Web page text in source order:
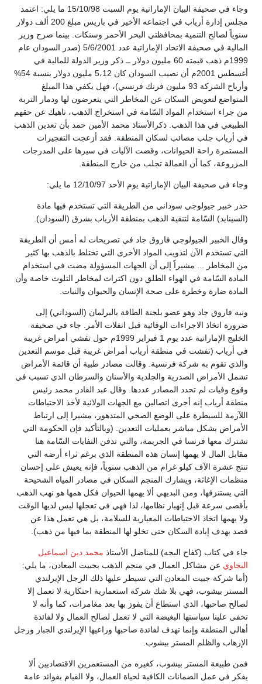
وجاء في صحيفة البيان الإماراتية يوم السبت 15/10/98 ما يلي: اعتمد
مجلس إدارة أرياب في اجتماعه الأخير في باريس مبلغ 200 ألف دولار
سنوياً لصالح التنمية بمحافظتي البحر الأحمر وسنكات. بينما صرح وزير
المالية في صحيفة الاتحاد الإماراتية عدد 5/6/2001 (صدر السودان عام
1999م ذهب قيمته 60 مليون دولار ــ ذكر وزير الدولة للمالية في
أغسطس 2001م أن نصيب السودان كان 5،12 مليون دولار بنسبة 54%
وأرباح الشركة 93 مليون فرنك فرنسي)، فهل يكفي هذا المبلغ
المتواضع لتعويض السكان عن المخاطر التي يتعرضون لها ودمار التربة
من جراء استخدام المواد السّامة في استخراج الذهب، ناهيك عن حقهم
الطبيعي في هذا الذهب. ذكرالأستاذ محمد الأمين حمد بأن تعدين الذهب
في أرياب جلب مصائب لسكان المنطقة. فقد أزعجت التفجيرات
المستمرة راحة الحيوانات، وقضت الآليات في سيرها على المدرجات
المزروعة، كما أن العمالة تجلب من خارج المنطقة.
وجاء في صحيفة البيان الإماراتية يوم الأحد 12/10/97 ما يلي:
حذر خبير جيولوجي سوداني من الطريقة التي تستخدم فيها مادة
(السينايد) السّامة لتنقية الذهب بمنطقة الأرياب بشرق (السودان).
وقال الخبير الجيولوجي فاروق جاد في تصريحات له أمس أن الطريقة
التي تستخدم الآن لتذويب المواد الأخرى التي تختلط بالذهب بها كثير
من المخاطر ... مشيراً إلى أن الجهات المسؤولة مضت في استخدام
المادة السّامة في الهواء الطلق دون اكتراث لمخاطر التلوث خاصة وأن
المادة ضارة وخطرة على صحة الإنسان والحيوان والنبات.
ونبه فاروق جاد وهو عضو بلجنة الطاقة بالبرلمان (السوداني) إلى
ضرورة اتخاذ الاجراءات الوقائية قبل انفلات الأمر. جاء في صحيفة
الخليج الإماراتية عدد يوم 1 فبراير 1999م حول تفشي أمراض غريبة
في أرياب (تفشت في منطقة أرياب أمراض غريبة قبل موسم التعدين
والذي تقوم به شركة فرنسية. وقالت مصادر طبية أن قائمة الأمراض
تشمل الأمراض الصدرية والجلدية والأسنان والسرطان الذي تسبب في
وقوع وفيات لم تحدد المصادر عددها. وقال عبد القادر محمد رئيس
منطقة أرياب إنه أجرى اتصالين مع الجهات الولائية لأخذ الاحتياطات
اللآزمة للسيطرة على الوضع الصحي المتدهور، مشيرا إلى ارتباط
الأمراض بشكل مباشر بعمليات التعدين. (وبالتأكيد فإن الحكومة التي
تشترك معها فرنسا في الجريمة، والتي تدفن النفايات السّامة هنا
مقابل المال لا يهمها إنسان هذه المنطقة الذي برغم ثراء أرضه التي
تنتج عشرة الآف كيلو غرام من الذهب سنوياً، فإنه يعيش على إحسان
منظمات الإغاثة، ويشارك المنجم السكان في مصادر المياه الشحيحة
التي يستنزفها، ومن البديهي ألا يهمها الحيوان فكل همها هو نهب الذهب
بأقصى سرعة قبل إنهيار نظامها، لذا فهي في تعجلها ليس لديها الوقت
ولا يهمها اتخاذ الاحتياطات المعيارية للسلامة، بل هي تعمل هذا عن
قصد بهدف إبادة السكان حتى تخلو لها المنطقة بما فيها من ذهب).
جاء في كتاب (كفاح البجه) للمناضل الأستاذ محمد دين اسماعيل
البجاوي عن مشاكل العمال في منجم الذهب بجبيت المعادن، ما يلي:
(أما شركة جبيت المعادن التي تسيطر عليها ذلك الرجل الإيرلندي
المستر بيشوب، فهي بلا شك شركة استعمارية احتكارية لا تعمل إلا
لصالح صاحبها، الذي استطاع أن يفوز بها بعد مغامرات، كما وأنه لا
تخفى علينا سياستها البغيضة التي لا تعمل لصالح العمال ولا لفائدة
أهالي المنطقة وإنما تهدف لفائدة صاحبها وراعيها الإيرلندي الجبار ورجل
الإرهاب والظلم المستر بيشوب.
فمن طبيعة المستر بيشوب، كغيره من المستعمرين الاقتصاديين ألا
يفكر في عمل الضمانات الكافية لحياة العمال، ولا القيام بفوائد عامة